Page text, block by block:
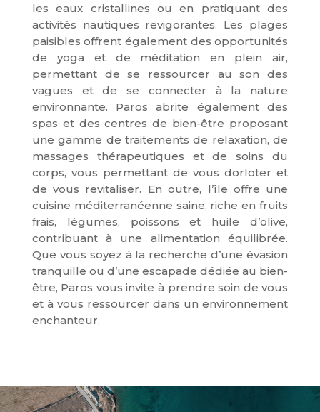
les eaux cristallines ou en pratiquant des
activités nautiques revigorantes. Les plages
paisibles offrent également des opportunités
de yoga et de méditation en plein air,
permettant de se ressourcer au son des
vagues et de se connecter à la nature
environnante. Paros abrite également des
spas et des centres de bien-être proposant
une gamme de traitements de relaxation, de
massages thérapeutiques et de soins du
corps, vous permettant de vous dorloter et
de vous revitaliser. En outre, l’île offre une
cuisine méditerranéenne saine, riche en fruits
frais, légumes, poissons et huile d’olive,
contribuant à une alimentation équilibrée.
Que vous soyez à la recherche d’une évasion
tranquille ou d’une escapade dédiée au bien-
être, Paros vous invite à prendre soin de vous
et à vous ressourcer dans un environnement
enchanteur.